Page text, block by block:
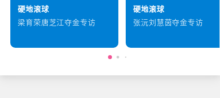
硬地滚球
梁育荣唐芝江夺金专访
硬地滚球
张沅刘慧茵夺金专访